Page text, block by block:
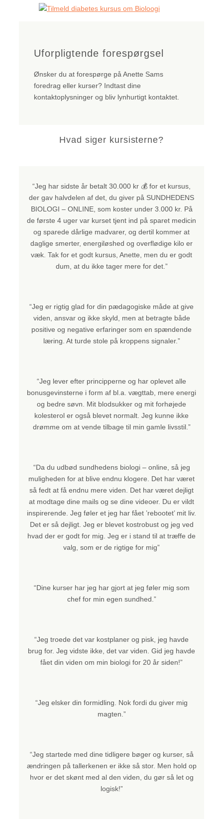
Uforpligtende forespørgsel
Ønsker du at forespørge på Anette Sams
foredrag eller kurser? Indtast dine
kontaktoplysninger og bliv lynhurtigt kontaktet.
Hvad siger kursisterne?
“Jeg har sidste år betalt 30.000 kr 💰 for et kursus,
der gav halvdelen af det, du giver på SUNDHEDENS
BIOLOGI – ONLINE, som koster under 3.000 kr. På
de første 4 uger var kurset tjent ind på sparet medicin
og sparede dårlige madvarer, og dertil kommer at
daglige smerter, energiløshed og overflødige kilo er
væk. Tak for et godt kursus, Anette, men du er godt
dum, at du ikke tager mere for det.”
“Jeg er rigtig glad for din pædagogiske måde at give
viden, ansvar og ikke skyld, men at betragte både
positive og negative erfaringer som en spændende
læring. At turde stole på kroppens signaler.”
“Jeg lever efter principperne og har oplevet alle
bonusgevinsterne i form af bl.a. vægttab, mere energi
og bedre søvn. Mit blodsukker og mit forhøjede
kolesterol er også blevet normalt. Jeg kunne ikke
drømme om at vende tilbage til min gamle livsstil.”
“Da du udbød sundhedens biologi – online, så jeg
muligheden for at blive endnu klogere. Det har været
så fedt at få endnu mere viden. Det har været dejligt
at modtage dine mails og se dine videoer. Du er vildt
inspirerende. Jeg føler et jeg har fået ’rebootet’ mit liv.
Det er så dejligt. Jeg er blevet kostrobust og jeg ved
hvad der er godt for mig. Jeg er i stand til at træffe de
valg, som er de rigtige for mig”
“Dine kurser har jeg har gjort at jeg føler mig som
chef for min egen sundhed.”
“Jeg troede det var kostplaner og pisk, jeg havde
brug for. Jeg vidste ikke, det var viden. Gid jeg havde
fået din viden om min biologi for 20 år siden!”
“Jeg elsker din formidling. Nok fordi du giver mig
magten.”
“Jeg startede med dine tidligere bøger og kurser, så
ændringen på tallerkenen er ikke så stor. Men hold op
hvor er det skønt med al den viden, du gør så let og
logisk!”